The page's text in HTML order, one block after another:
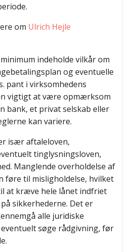
om Ulrich Hejle
indeholde vilkår om
og eventuelle
pant i virksomhedens
vigtigt at være opmærksom
bank, et privat selskab eller
kan variere.
især aftaleloven,
tinglysningsloven,
Manglende overholdelse af
føre til misligholdelse, hvilket
at kræve hele lånet indfriet
sikkerhederne. Det er
alle juridiske
søge rådgivning, før